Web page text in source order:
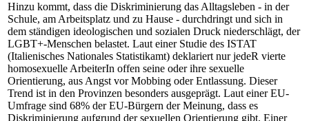
Hinzu kommt, dass die Diskriminierung das Alltagsleben - in der
Schule, am Arbeitsplatz und zu Hause - durchdringt und sich in
dem ständigen ideologischen und sozialen Druck niederschlägt, der
LGBT+-Menschen belastet. Laut einer Studie des ISTAT
(Italienisches Nationales Statistikamt) deklariert nur jedeR vierte
homosexuelle ArbeiterIn offen seine oder ihre sexuelle
Orientierung, aus Angst vor Mobbing oder Entlassung. Dieser
Trend ist in den Provinzen besonders ausgeprägt. Laut einer EU-
Umfrage sind 68% der EU-Bürgern der Meinung, dass es
Diskriminierung aufgrund der sexuellen Orientierung gibt. Einer